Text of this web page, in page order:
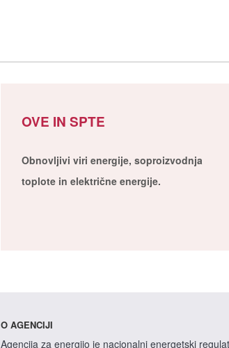
OVE IN SPTE
Obnovljivi viri energije, soproizvodnja
toplote in električne energije.
O AGENCIJI
Agencija za energijo je nacionalni energetski